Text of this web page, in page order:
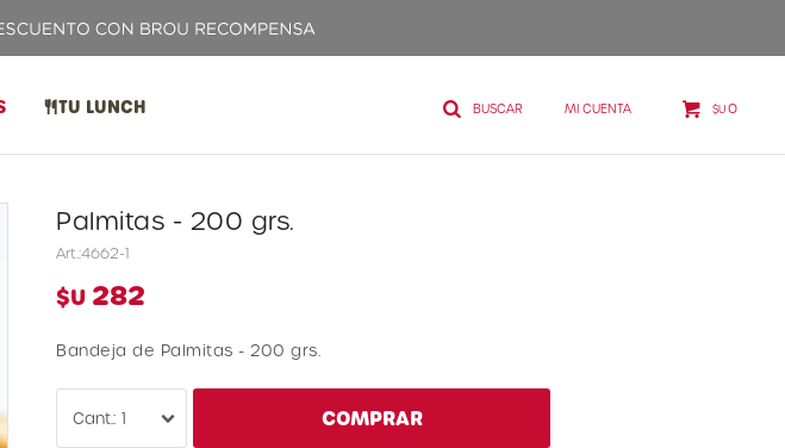
TU LUNCH $U0
Palmitas - 200 grs.
4662-1
$U 282
Bandeja de Palmitas - 200 grs.
1 COMPRAR